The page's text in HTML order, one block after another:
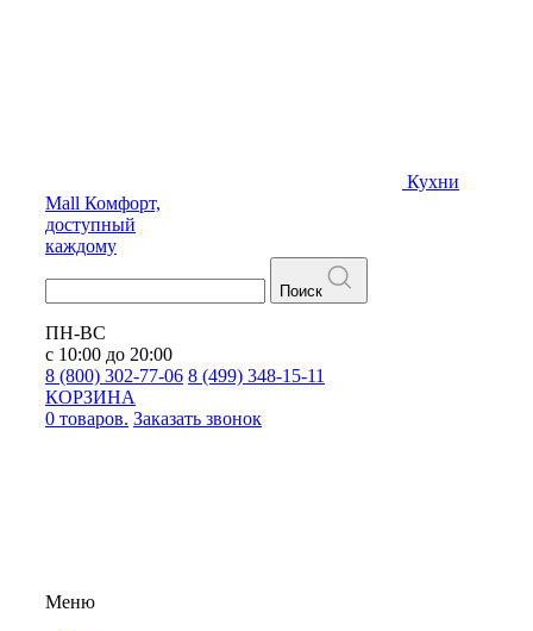
Кухни
Mall Комфорт,
доступный
каждому
Поиск
ПН-ВС
с 10:00 до 20:00
8 (800) 302-77-06 8 (499) 348-15-11
КОРЗИНА
0 товаров. Заказать звонок
Меню